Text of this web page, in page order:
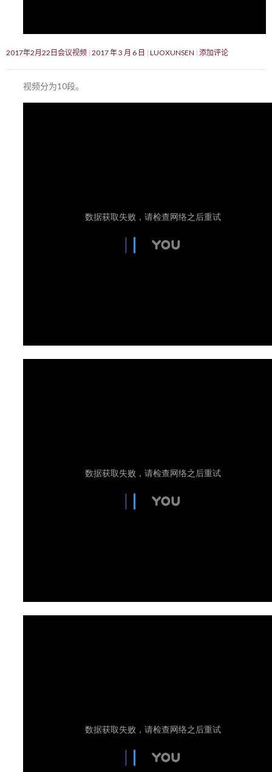
2017年2月22日会议视频 2017 年 3 月 6 日 LUOXUNSEN 添加评论
视频分为10段。